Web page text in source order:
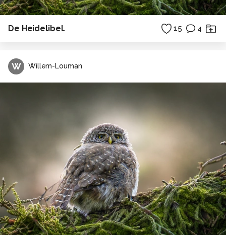
De Heidelibel. 15 4
W Willem-Louman